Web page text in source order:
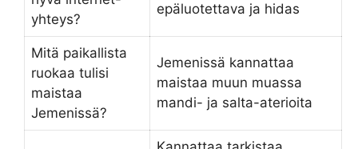
yhteys?
epäluotettava ja hidas
Mitä paikallista
ruokaa tulisi
maistaa
Jemenissä?
Jemenissä kannattaa
maistaa muun muassa
mandi- ja salta-aterioita